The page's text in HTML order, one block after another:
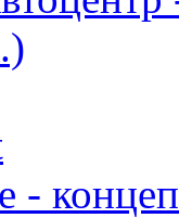
-